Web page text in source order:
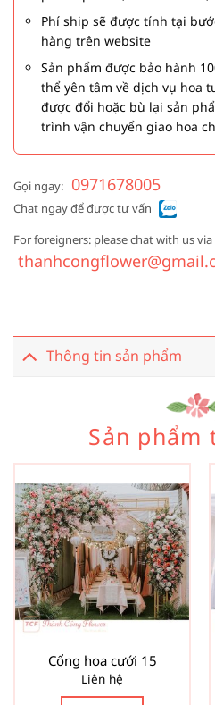
Phí ship sẽ được tính tại
hàng trên website
Sản phẩm được bảo hành
thể yên tâm về dịch vụ hoa
được đổi hoặc bù lại sản
trình vận chuyển giao hoa
Gọi ngay: 0971678005
Chat ngay để được tư vấn
For foreigners: please chat with us via
Thông tin sản phẩm
Sản
Cổng hoa cưới 15
Liên hệ